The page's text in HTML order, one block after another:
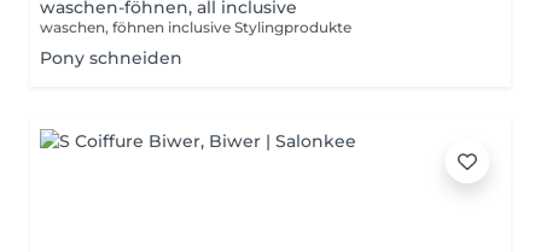
waschen-föhnen, all inclusive
waschen, föhnen inclusive Stylingprodukte
Pony schneiden